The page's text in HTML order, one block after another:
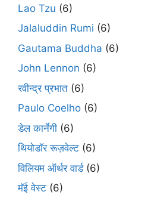
Lao Tzu (6)
Jalaluddin Rumi (6)
Gautama Buddha (6)
John Lennon (6)
रवीन्द्र प्रभात (6)
Paulo Coelho (6)
डेल कार्नेगी (6)
थियोडॉर रूज़वेल्ट (6)
विलियम ऑर्थर वार्ड(6)
मॅई वेस्ट (6)